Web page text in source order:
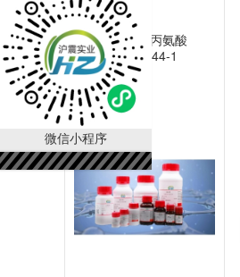
微信小程序
Boc-D-4-氯苯丙氨酸
CAS：57292-44-1
（HZ52015591）
￥392.00
已有88人购买